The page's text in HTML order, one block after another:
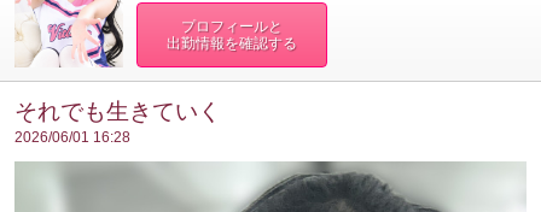
プロフィールと
出勤情報を確認する
それでも生きていく
2026/06/01 16:28